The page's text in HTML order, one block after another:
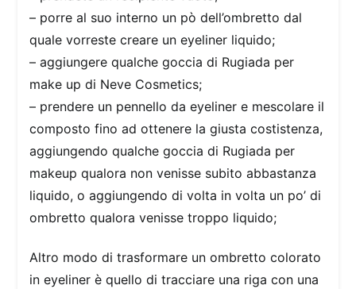
– porre al suo interno un pò dell’ombretto dal
quale vorreste creare un eyeliner liquido;
– aggiungere qualche goccia di Rugiada per
make up di Neve Cosmetics;
– prendere un pennello da eyeliner e mescolare il
composto fino ad ottenere la giusta costistenza,
aggiungendo qualche goccia di Rugiada per
makeup qualora non venisse subito abbastanza
liquido, o aggiungendo di volta in volta un po’ di
ombretto qualora venisse troppo liquido;
Altro modo di trasformare un ombretto colorato
in eyeliner è quello di tracciare una riga con una